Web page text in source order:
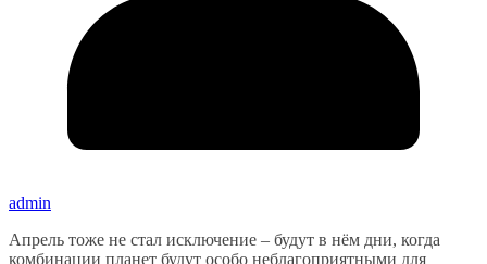
admin
Апрель тоже не стал исключение – будут в нём дни, когда
комбинации планет будут особо неблагоприятными для